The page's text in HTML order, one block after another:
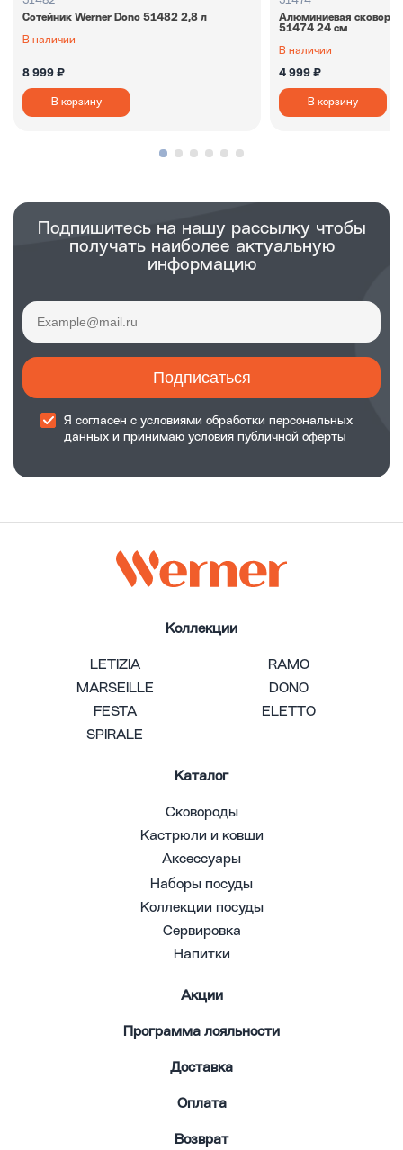
Сотейник Werner Dono 51482 2,8 л
В наличии
8 999 ₽
В корзину
Алюминиевая
51474 24 см
В наличии
4 999 ₽
В корзину
Подпишитесь на нашу рассылку чтобы
получать наиболее актуальную
информацию
Подписаться
Я согласен с условиями обработки персональных
данных и принимаю условия публичной оферты
Коллекции
LETIZIA
RAMO
MARSEILLE
DONO
FESTA
ELETTO
SPIRALE
Каталог
Сковороды
Кастрюли и ковши
Аксессуары
Наборы посуды
Коллекции посуды
Сервировка
Напитки
Акции
Программа лояльности
Доставка
Оплата
Возврат